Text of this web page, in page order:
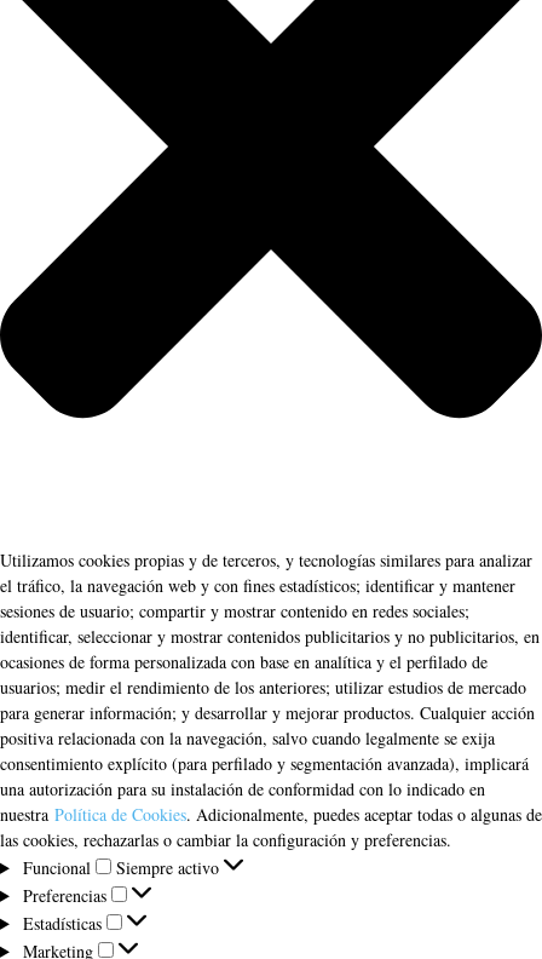
Utilizamos cookies propias y de terceros, y tecnologías similares para analizar
el tráfico, la navegación web y con fines estadísticos; identificar y mantener
sesiones de usuario; compartir y mostrar contenido en redes sociales;
identificar, seleccionar y mostrar contenidos publicitarios y no publicitarios, en
ocasiones de forma personalizada con base en analítica y el perfilado de
usuarios; medir el rendimiento de los anteriores; utilizar estudios de mercado
para generar información; y desarrollar y mejorar productos. Cualquier acción
positiva relacionada con la navegación, salvo cuando legalmente se exija
consentimiento explícito (para perfilado y segmentación avanzada), implicará
una autorización para su instalación de conformidad con lo indicado en
nuestra Política de Cookies. Adicionalmente, puedes aceptar todas o algunas de
las cookies, rechazarlas o cambiar la configuración y preferencias.
Funcional
Funcional
Siempre activo
Preferencias
Preferencias
Estadísticas
Estadísticas
Marketing
Marketing